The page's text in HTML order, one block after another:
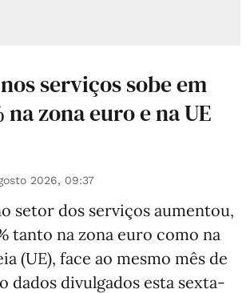
serviços sobe em
zona euro e na UE
2026, 09:37
setor dos serviços aumentou,
tanto na zona euro como na
(UE), face ao mesmo mês de
dados divulgados esta sexta-